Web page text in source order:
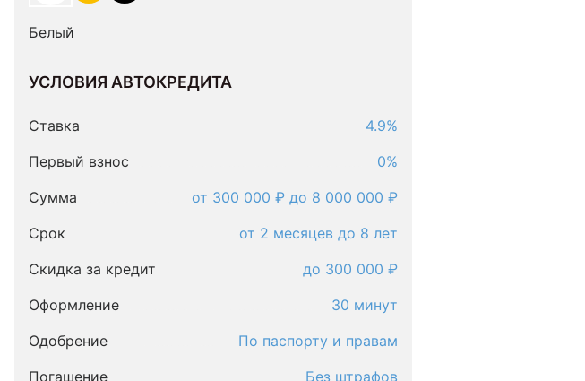
Белый
УСЛОВИЯ АВТОКРЕДИТА
Ставка
4.9%
Первый взнос
0%
Сумма
от 300 000 ₽ до 8 000 000 ₽
Срок
от 2 месяцев до 8 лет
Скидка за кредит
до 300 000 ₽
Оформление
30 минут
Одобрение
По паспорту и правам
Погашение
Без штрафов